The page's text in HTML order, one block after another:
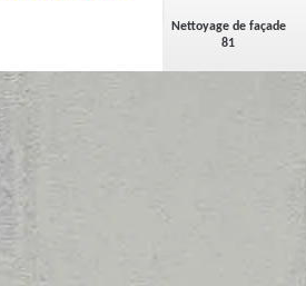
Nettoyage de façade
81